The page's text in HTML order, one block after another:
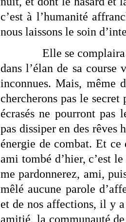
c’est à l’humanité
nous laissons le soin
Elle se
dans l’élan de sa
inconnues. Mais, même
chercherons pas le
écrasés ne pourront pas
pas dissiper en des rêves
énergie de combat. Et
ami tombé d’hier, c’est
me pardonnerez, ami,
mêlé aucune parole
et de nos affections, il y
amitié, la communauté